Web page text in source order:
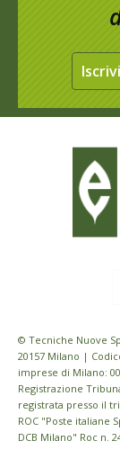
© Tecniche Nuove
20157 Milano |
imprese di Milano:
Registrazione
registrata presso il
ROC "Poste italiane
DCB Milano" Roc n.